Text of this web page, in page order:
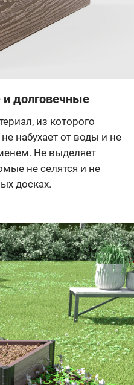
и долговечные
из которого
набухает от воды и не
Не выделяет
не селятся и не
досках.